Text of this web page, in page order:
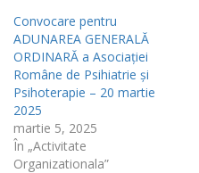
Convocare pentru
ADUNAREA GENERALĂ
ORDINARĂ a Asociației
Române de Psihiatrie și
Psihoterapie – 20 martie
2025
martie 5, 2025
În „Activitate
Organizationala”